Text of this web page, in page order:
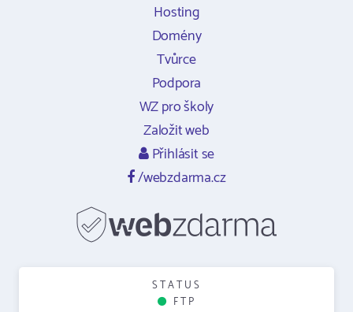
Hosting
Domény
Tvůrce
Podpora
WZ pro školy
Založit web
Přihlásit se
/webzdarma.cz
STATUS
FTP